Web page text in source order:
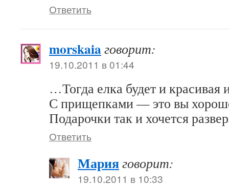
Ответить
morskaiaговорит:
19.10.2011 в 01:44
…Тогда елка будет и красивая
С прищепками — это вы
Подарочки так и хочется
Ответить
Марияговорит:
19.10.2011 в 10:33